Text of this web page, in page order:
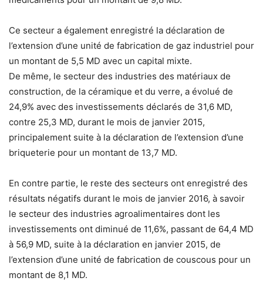
Ce secteur a également enregistré la déclaration de
l’extension d’une unité de fabrication de gaz industriel pour
un montant de 5,5 MD avec un capital mixte.
De même, le secteur des industries des matériaux de
construction, de la céramique et du verre, a évolué de
24,9% avec des investissements déclarés de 31,6 MD,
contre 25,3 MD, durant le mois de janvier 2015,
principalement suite à la déclaration de l’extension d’une
briqueterie pour un montant de 13,7 MD.
En contre partie, le reste des secteurs ont enregistré des
résultats négatifs durant le mois de janvier 2016, à savoir
le secteur des industries agroalimentaires dont les
investissements ont diminué de 11,6%, passant de 64,4 MD
à 56,9 MD, suite à la déclaration en janvier 2015, de
l’extension d’une unité de fabrication de couscous pour un
montant de 8,1 MD.